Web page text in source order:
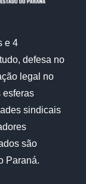
e 4
defesa no
legal no
esferas
sindicais
são
Paraná.